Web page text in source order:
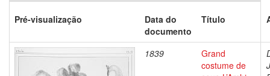
Pré-visualização
Data do
documento
Título
1839
Grand
costume de